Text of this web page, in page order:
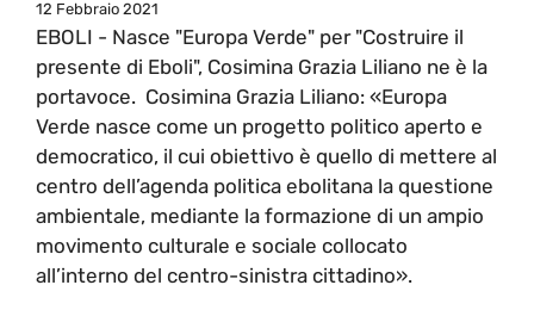
12 Febbraio 2021
EBOLI - Nasce "Europa Verde" per "Costruire il
presente di Eboli", Cosimina Grazia Liliano ne è la
portavoce. Cosimina Grazia Liliano: «Europa
Verde nasce come un progetto politico aperto e
democratico, il cui obiettivo è quello di mettere al
centro dell’agenda politica ebolitana la questione
ambientale, mediante la formazione di un ampio
movimento culturale e sociale collocato
all’interno del centro-sinistra cittadino».